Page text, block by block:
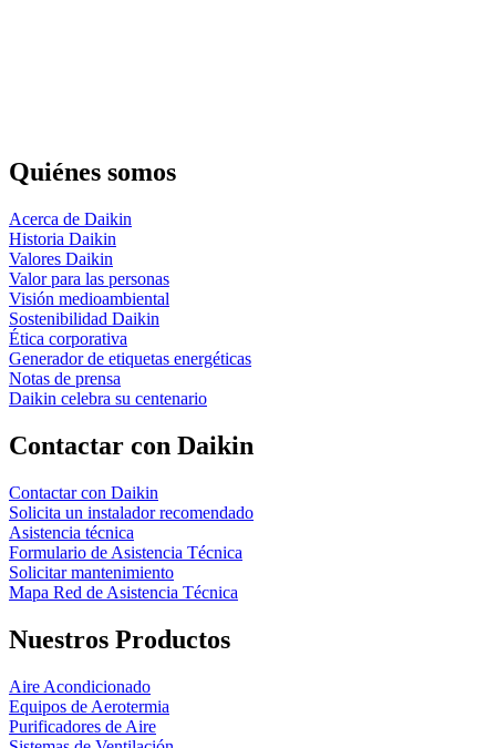
Quiénes somos
Acerca de Daikin
Historia Daikin
Valores Daikin
Valor para las personas
Visión medioambiental
Sostenibilidad Daikin
Ética corporativa
Generador de etiquetas energéticas
Notas de prensa
Daikin celebra su centenario
Contactar con Daikin
Contactar con Daikin
Solicita un instalador recomendado
Asistencia técnica
Formulario de Asistencia Técnica
Solicitar mantenimiento
Mapa Red de Asistencia Técnica
Nuestros Productos
Aire Acondicionado
Equipos de Aerotermia
Purificadores de Aire